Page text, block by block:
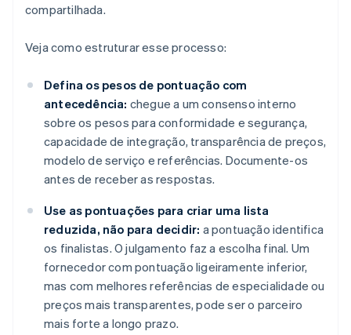
compartilhada.
Veja como estruturar esse processo:
Defina os pesos de pontuação com
antecedência: chegue a um consenso interno
sobre os pesos para conformidade e segurança,
capacidade de integração, transparência de preços,
modelo de serviço e referências. Documente-os
antes de receber as respostas.
Use as pontuações para criar uma lista
reduzida, não para decidir: a pontuação identifica
os finalistas. O julgamento faz a escolha final. Um
fornecedor com pontuação ligeiramente inferior,
mas com melhores referências de especialidade ou
preços mais transparentes, pode ser o parceiro
mais forte a longo prazo.